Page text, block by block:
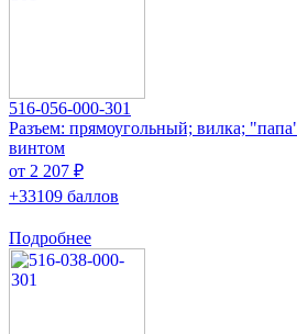
516-056-000-301
Разъем: прямоугольный; вилка;
винтом
от 2 207 ₽
+33109 баллов
Подробнее